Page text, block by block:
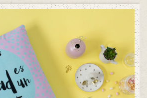
era:
115,00 €.
es:
79,95